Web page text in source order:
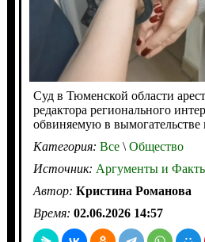
Суд в Тюменской области
редактора регионального
обвиняемую в вымогательстве
Категория: Все\Общество
Источник: Аргументы и
Автор: Кристина Романова
Время: 02.06.2026 14:57